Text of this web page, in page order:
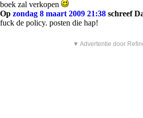
boek zal verkopen
Op zondag 8 maart 2009 21:38 schreef
fuck de policy. posten die hap!
▼ Advertentie door